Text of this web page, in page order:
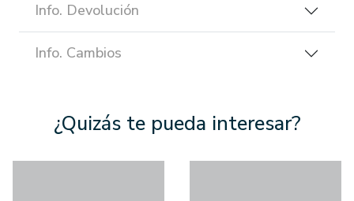
Info. Devolución
Info. Cambios
¿Quizás te pueda interesar?